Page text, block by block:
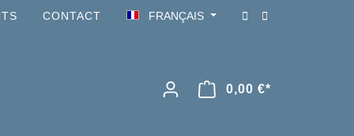
CONTACT FRANÇAIS
0,00 €*